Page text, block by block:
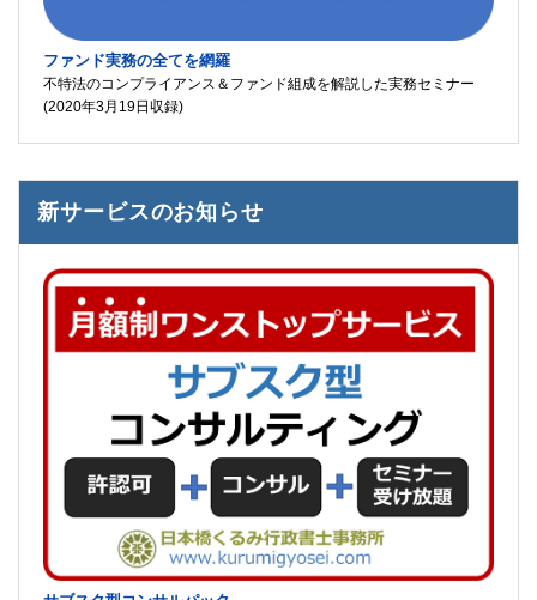
ファンド実務の全てを網羅
不特法のコンプライアンス＆ファンド組成を解説した実務セミナー
(2020年3月19日収録)
新サービスのお知らせ